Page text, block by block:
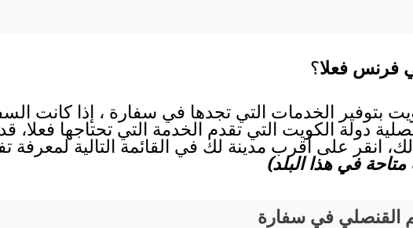
فرنس فعلا؟
بتوفير الخدمات التي تجدها في سفارة ، إذا كانت
دولة الكويت التي تقدم الخدمة التي تحتاجها فعلا،
انقر على أقرب مدينة لك في القائمة التالية لمعرفة
في هذا البلد)
القنصلي في سفارة